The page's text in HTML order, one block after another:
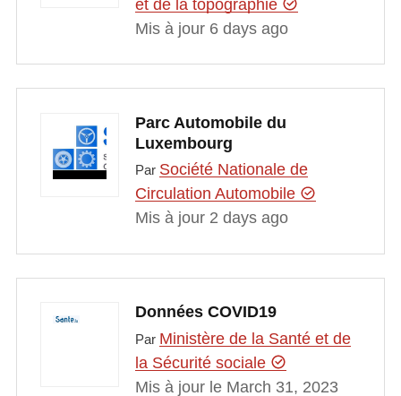
et de la topographie
Mis à jour 6 days ago
Parc Automobile du
Luxembourg
Par Société Nationale de
Circulation Automobile
Mis à jour 2 days ago
Données COVID19
Par Ministère de la Santé et de
la Sécurité sociale
Mis à jour le March 31, 2023